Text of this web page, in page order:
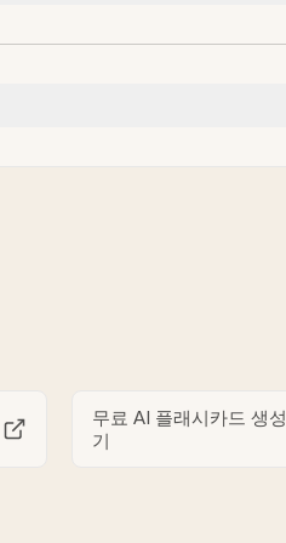
무료 AI 플래시카드 생성
기